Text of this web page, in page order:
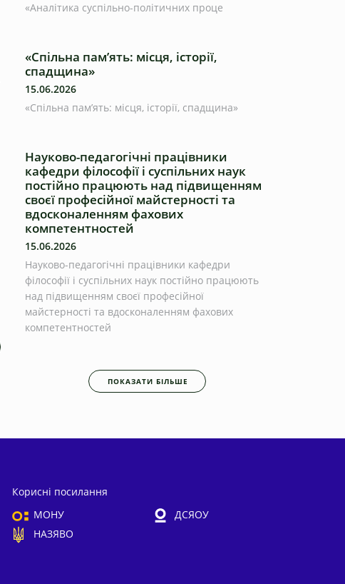
«Аналітика суспільно-політичних проце
«Спільна пам’ять: місця, історії,
спадщина»
15.06.2026
«Спільна пам’ять: місця, історії, спадщина»
Науково-педагогічні працівники
кафедри філософії і суспільних наук
постійно працюють над підвищенням
своєї професійної майстерності та
вдосконаленням фахових
компетентностей
15.06.2026
Науково-педагогічні працівники кафедри
філософії і суспільних наук постійно працюють
над підвищенням своєї професійної
майстерності та вдосконаленням фахових
компетентностей
ПОКАЗАТИ БІЛЬШЕ
Корисні посилання
МОНУ
ДСЯОУ
НАЗЯВО